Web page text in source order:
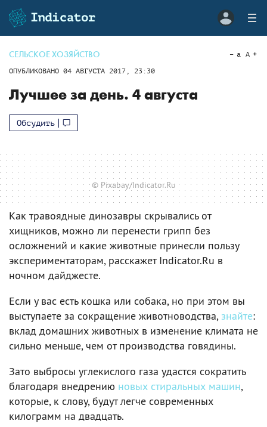
СЕЛЬСКОЕ ХОЗЯЙСТВО
ОПУБЛИКОВАНО 04 АВГУСТА 2017, 23:30
a A
Лучшее за день. 4 августа
Обсудить
© Pixabay/Indicator.Ru
Как травоядные динозавры скрывались от
хищников, можно ли перенести грипп без
осложнений и какие животные принесли пользу
экспериментаторам, расскажет Indicator.Ru в
ночном дайджесте.
Если у вас есть кошка или собака, но при этом вы
выступаете за сокращение животноводства, знайте:
вклад домашних животных в изменение климата не
сильно меньше, чем от производства говядины.
Зато выбросы углекислого газа удастся сократить
благодаря внедрению новых стиральных машин,
которые, к слову, будут легче современных
килограмм на двадцать.